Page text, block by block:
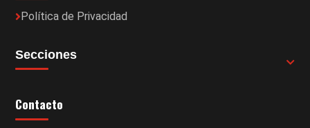
Política de Privacidad
Secciones
Contacto